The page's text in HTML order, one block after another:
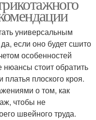
универсальным
если оно будет сшито
особенностей
стоит обратить
плоского кроя.
о том, как
чтобы не
швейного труда.